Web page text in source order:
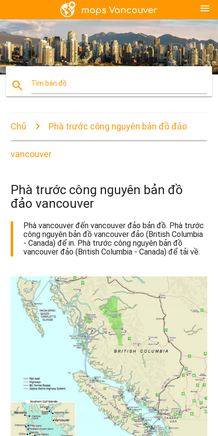
menu
search Tìm bản đồ
Chủ Phà trước công nguyên bản đồ đảo
vancouver
Phà trước công nguyên bản đồ
đảo vancouver
Phà vancouver đến vancouver đảo bản đồ. Phà trước
công nguyên bản đồ vancouver đảo (British Columbia
- Canada) để in. Phà trước công nguyên bản đồ
vancouver đảo (British Columbia - Canada) để tải về.